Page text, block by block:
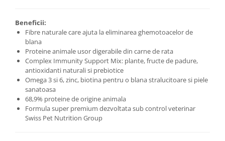
Beneficii:
Fibre naturale care ajuta la eliminarea ghemotoacelor de
blana
Proteine animale usor digerabile din carne de rata
Complex Immunity Support Mix: plante, fructe de padure,
antioxidanti naturali si prebiotice
Omega 3 si 6, zinc, biotina pentru o blana stralucitoare si piele
sanatoasa
68,9% proteine de origine animala
Formula super premium dezvoltata sub control veterinar
Swiss Pet Nutrition Group